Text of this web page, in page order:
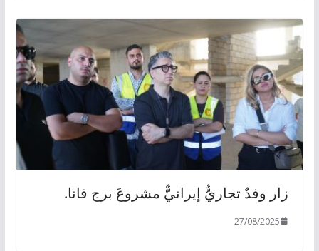
زار وفدٌ تجاريٌّ إيرانيٌّ مشروعَ برج فانا.
27/08/2025